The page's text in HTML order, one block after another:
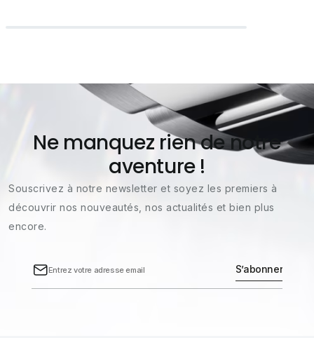
Ne manquez rien de notre
aventure !
Souscrivez à notre newsletter et soyez les premiers à
découvrir nos nouveautés, nos actualités et bien plus
encore.